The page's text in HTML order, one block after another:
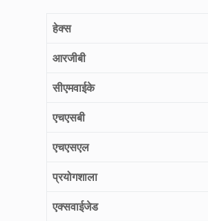
हेक्स
आरजीबी
सीएमवाईके
एचएसबी
एचएसएल
प्रयोगशाला
एक्सवाईजेड